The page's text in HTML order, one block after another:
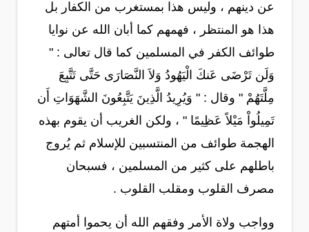
عن دينهم ، وليس هذا بمستغرب من الكفار بل
هذا هو المنتظر ، فهمهم كما أبان الله عن نوايا
طوائف الكفر في المسلمين كما قال تعالى : "
وَلَن تَرْضَى عَنكَ الْيَهُودُ وَلاَ النَّصَارَى حَتَّى تَتَّبِعَ
مِلَّتَهُمْ " وقال : " وَيُرِيدُ الَّذِينَ يَتَّبِعُونَ الشَّهَوَاتِ أَن
تَمِيلُواْ مَيْلاً عَظِيمًا " ، ولكن الغريب أن يقوم بهذه
الهجمة طوائف من المنتسبين للإسلام ثم يُروج
باطلهم على كثير من المسلمين ، فسبحان
مصرف القلوب ومقلب القلوب .
وواجب ولاة الأمر وفقهم الله أن يحموا أمتهم